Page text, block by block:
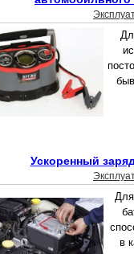
Ускоренный
Для
в